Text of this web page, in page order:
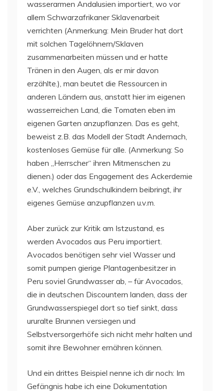
wasserarmen Andalusien importiert, wo vor
allem Schwarzafrikaner Sklavenarbeit
verrichten (Anmerkung: Mein Bruder hat dort
mit solchen Tagelöhnern/Sklaven
zusammenarbeiten müssen und er hatte
Tränen in den Augen, als er mir davon
erzählte.), man beutet die Ressourcen in
anderen Ländern aus, anstatt hier im eigenen
wasserreichen Land, die Tomaten eben im
eigenen Garten anzupflanzen. Das es geht,
beweist z.B. das Modell der Stadt Andernach,
kostenloses Gemüse für alle. (Anmerkung: So
haben „Herrscher“ ihren Mitmenschen zu
dienen.) oder das Engagement des Ackerdemie
e.V., welches Grundschulkindern beibringt, ihr
eigenes Gemüse anzupflanzen u.v.m.
Aber zurück zur Kritik am Istzustand, es
werden Avocados aus Peru importiert.
Avocados benötigen sehr viel Wasser und
somit pumpen gierige Plantagenbesitzer in
Peru soviel Grundwasser ab, – für Avocados,
die in deutschen Discountern landen, dass der
Grundwasserspiegel dort so tief sinkt, dass
ururalte Brunnen versiegen und
Selbstversorgerhöfe sich nicht mehr halten und
somit ihre Bewohner ernähren können.
Und ein drittes Beispiel nenne ich dir noch: Im
Gefängnis habe ich eine Dokumentation